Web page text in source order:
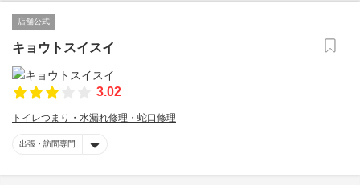
店舗公式
キョウトスイスイ
3.02
トイレつまり・水漏れ修理・蛇口修理
出張・訪問専門